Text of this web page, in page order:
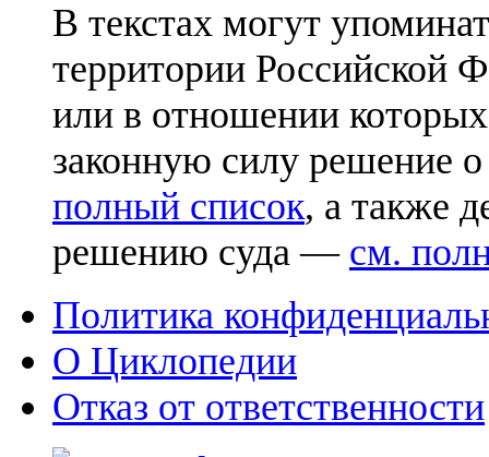
В текстах могут
территории Российской
или в отношении
законную силу решение
полный список, а также
решению суда — см.
Политика
О Циклопедии
Отказ от ответственности